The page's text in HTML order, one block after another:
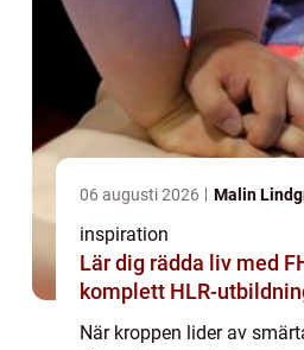
06 augusti 2026 Malin
inspiration
Lär dig rädda liv med
komplett HLR-
När kroppen lider av